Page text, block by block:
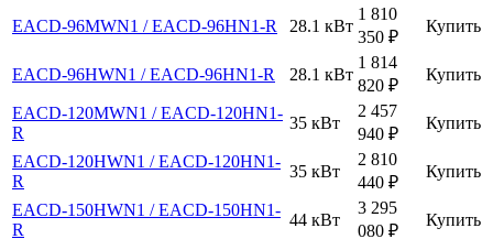
EACD-96MWN1 / EACD-96HN1-R 28.1 кВт
1 810
350 ₽
Купить
EACD-96HWN1 / EACD-96HN1-R 28.1 кВт
1 814
820 ₽
Купить
EACD-120MWN1 / EACD-120HN1-
R
35 кВт
2 457
940 ₽
Купить
EACD-120HWN1 / EACD-120HN1-
R
35 кВт
2 810
440 ₽
Купить
EACD-150HWN1 / EACD-150HN1-
R
44 кВт
3 295
080 ₽
Купить